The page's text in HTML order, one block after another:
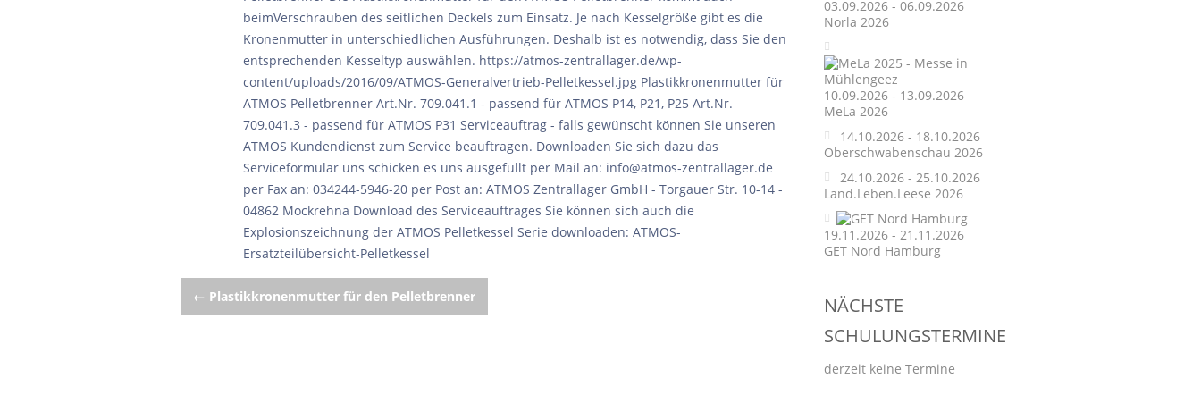
Post
← Plastikkronenmutter für den Pelletbrenner
03.09.2026 - 06.09.2026
Norla 2026
10.09.2026 - 13.09.2026
MeLa 2026
14.10.2026 - 18.10.2026
Oberschwabenschau 2026
24.10.2026 - 25.10.2026
Land.Leben.Leese 2026
19.11.2026 - 21.11.2026
GET Nord Hamburg
NÄCHSTE
SCHULUNGSTERMINE
derzeit keine Termine